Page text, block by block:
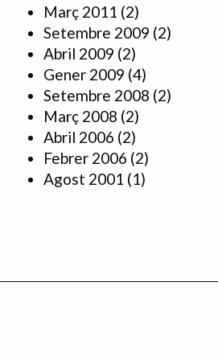
Març 2011 (2)
Setembre 2009 (2)
Abril 2009 (2)
Gener 2009 (4)
Setembre 2008 (2)
Març 2008 (2)
Abril 2006 (2)
Febrer 2006 (2)
Agost 2001 (1)